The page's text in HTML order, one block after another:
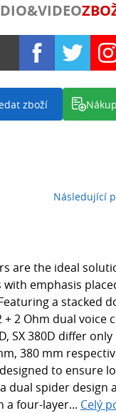
zboží
Následující
are the ideal
emphasis
a stacked
2 Ohm dual voice
SX 380D differ
380 mm
to ensure
dual spider design
a four-layer... Celý